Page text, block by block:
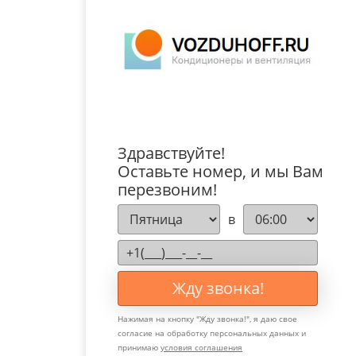
Здравствуйте!
Оставьте номер, и мы Вам
перезвоним!
в
Жду звонка!
Нажимая на кнопку "Жду звонка!", я даю свое
согласие на обработку персональных данных и
принимаю условия соглашения